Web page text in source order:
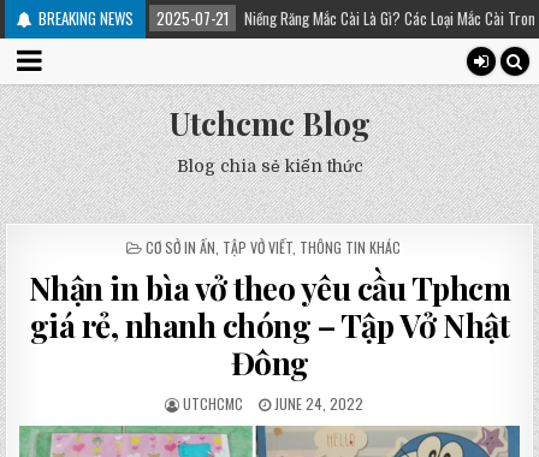
BREAKING NEWS
2025-07-21 Niềng Răng Mắc Cài Là Gì? Các Loại Mắc Cài Trong Niềng
Utchcmc Blog
Blog chia sẻ kiến thức
POSTED
CƠ SỞ IN ẤN TẬP VỞ VIẾT THÔNG TIN KHÁC
Nhận in bìa vở theo yêu cầu Tphcm
giá rẻ, nhanh chóng – Tập Vở Nhật
Đông
UTCHCMC JUNE 24, 2022